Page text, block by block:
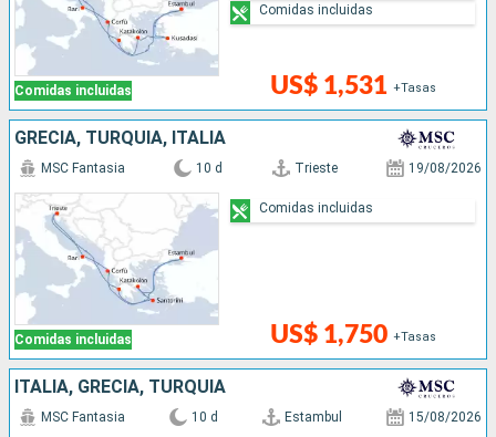
Comidas incluidas US$ 1,531 +Tasas
Comidas incluidas
GRECIA, TURQUÍA, ITALIA
Comidas incluidas
MSC Fantasia 10 d Trieste 19/08/2026
US$ 1,750 +Tasas
Comidas incluidas
ITALIA, GRECIA, TURQUÍA
MSC Fantasia 10 d Estambul 15/08/2026